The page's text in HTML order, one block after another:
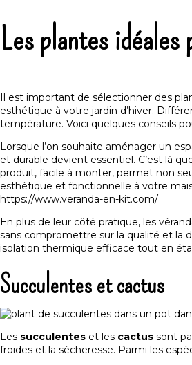
Les plantes
Il est important de sélectionner des
esthétique à votre jardin d’hiver.
température. Voici quelques conseils
Lorsque l’on souhaite aménager un
et durable devient essentiel. C’est là
produit, facile à monter, permet non
esthétique et fonctionnelle à votre
https://www.veranda-en-kit.com/
En plus de leur côté pratique, les
sans compromettre sur la qualité et la
isolation thermique efficace tout en
Succulentes et cactus
Les succulentes et les cactus sont
froides et la sécheresse. Parmi les